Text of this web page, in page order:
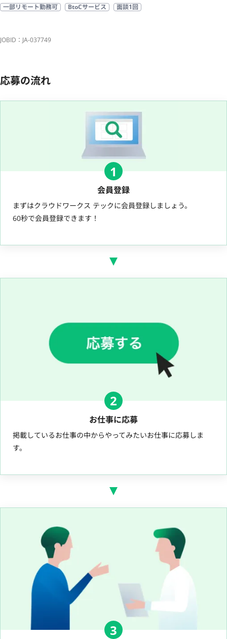
一部リモート勤務可
BtoCサービス 面談1回
JOBID：JA-037749
応募の流れ
1
会員登録
まずはクラウドワークス テックに会員登録しましょう。
60秒で会員登録できます！
2
お仕事に応募
掲載しているお仕事の中からやってみたいお仕事に応募しま
す。
3